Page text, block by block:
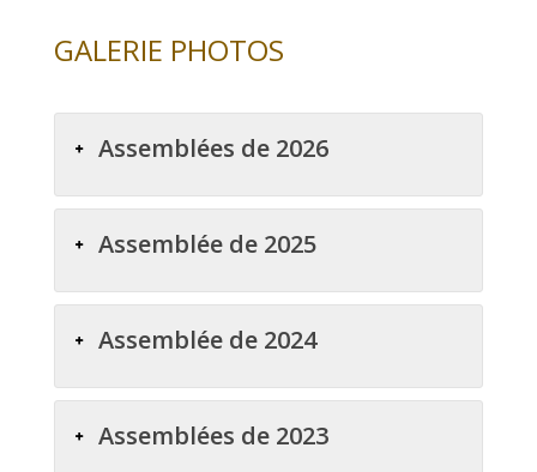
GALERIE PHOTOS
Assemblées de 2026
Assemblée de 2025
Assemblée de 2024
Assemblées de 2023